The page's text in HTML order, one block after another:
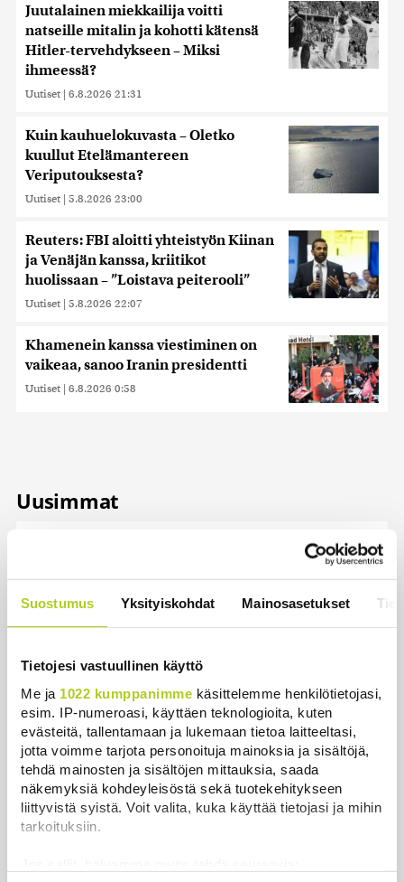
Suostumus Yksityiskohdat Mainosasetukset
Tietojesi vastuullinen käyttö
Me ja 1022 kumppanimme käsittelemme henkilötietojasi,
esim. IP-numeroasi, käyttäen teknologioita, kuten
evästeitä, tallentamaan ja lukemaan tietoa laitteeltasi,
jotta voimme tarjota personoituja mainoksia ja sisältöjä,
tehdä mainosten ja sisältöjen mittauksia, saada
näkemyksiä kohdeyleisöstä sekä tuotekehitykseen
liittyvistä syistä. Voit valita, kuka käyttää tietojasi ja mihin
tarkoituksiin.
Juutalainen miekkailija voitti
natseille mitalin ja kohotti kätensä
Hitler-tervehdykseen – Miksi
ihmeessä?
Uutiset | 6.8.2026 21:31
Kuin kauhuelokuvasta – Oletko
kuullut Etelämantereen
Veriputouksesta?
Uutiset | 5.8.2026 23:00
Reuters: FBI aloitti yhteistyön Kiinan
ja Venäjän kanssa, kriitikot
huolissaan – ”Loistava peiterooli”
Uutiset | 5.8.2026 22:07
Khamenein kanssa viestiminen on
vaikeaa, sanoo Iranin presidentti
Uutiset | 6.8.2026 0:58
Uusimmat
Ehtisitkö kosia sekunnissa? – Karkaussekunti on
tiedepiireissä kehitetty kummajainen, jonka haitat
ajoivat hyötyjen yli
Uutiset | 7.8.2026 22:30
neliömetriä Wildberriesin varastotilaa
Uutiset | 7.8.2026 21:55
Palautitko puistosta löydetyt pullot tai pakastitko
marjat ennen myyntiä? Verottaja vaatii osansa
Uutiset | 7.8.2026 21:42
Timo Laaninen julistaa Wille Rydmanin Suomen
taitavimmaksi poliitikoksi